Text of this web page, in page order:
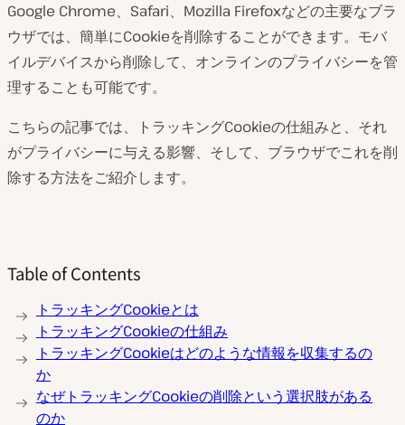
Google Chrome、Safari、Mozilla Firefoxなどの主要なブラ
ウザでは、簡単にCookieを削除することができます。モバ
イルデバイスから削除して、オンラインのプライバシーを管
理することも可能です。
こちらの記事では、トラッキングCookieの仕組みと、それ
がプライバシーに与える影響、そして、ブラウザでこれを削
除する方法をご紹介します。
Table of Contents
トラッキングCookieとは
トラッキングCookieの仕組み
トラッキングCookieはどのような情報を収集するの
か
なぜトラッキングCookieの削除という選択肢がある
のか